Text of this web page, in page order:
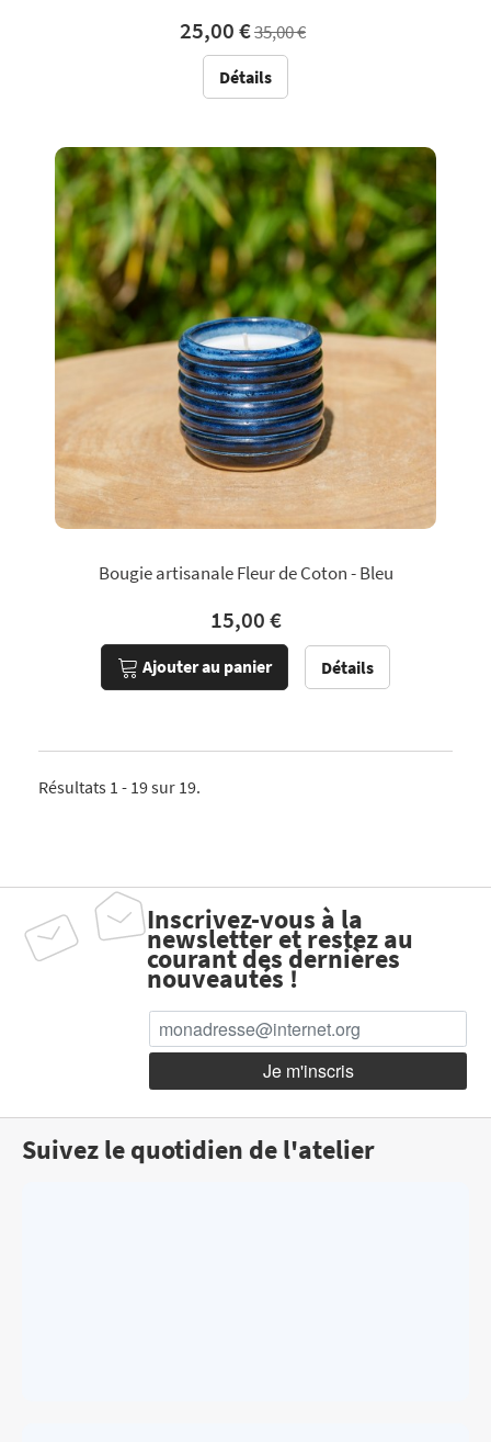
25,00 €35,00 €
Détails
Bougie artisanale Fleur de Coton - Bleu
15,00 €
Ajouter au panier Détails
Résultats 1 - 19 sur 19.
Inscrivez-vous à la
newsletter et restez au
courant des dernières
nouveautés !
Suivez le quotidien de l'atelier